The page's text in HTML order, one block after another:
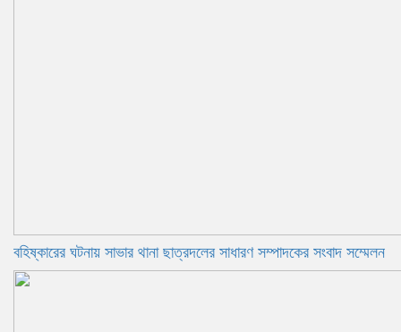
বহিষ্কারের ঘটনায় সাভার থানা ছাত্রদলের সাধারণ সম্পাদকের সংবাদ সম্মেলন